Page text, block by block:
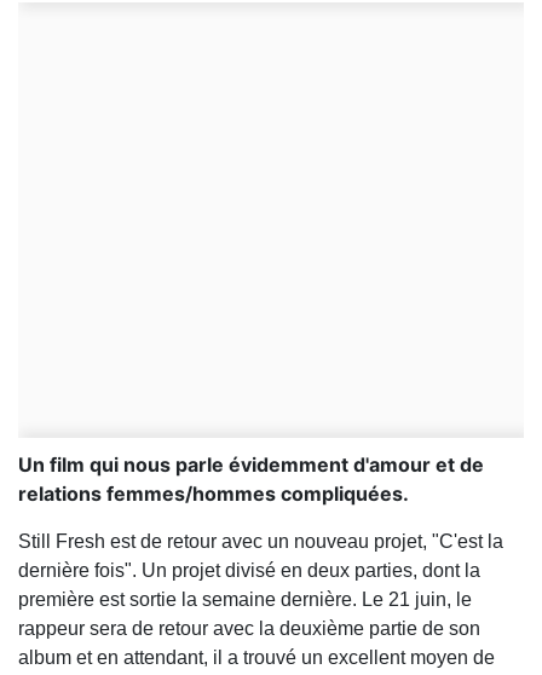
Un film qui nous parle évidemment d'amour et de
relations femmes/hommes compliquées.
Still Fresh est de retour avec un nouveau projet, "C'est la
dernière fois". Un projet divisé en deux parties, dont la
première est sortie la semaine dernière. Le 21 juin, le
rappeur sera de retour avec la deuxième partie de son
album et en attendant, il a trouvé un excellent moyen de